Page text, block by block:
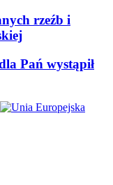
rzeźb i
Pań wystąpił